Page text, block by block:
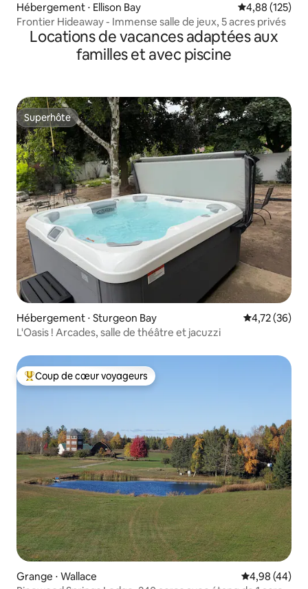
Hébergement ⋅ Ellison Bay Évaluation
4,88 (125)
Frontier Hideaway - Immense salle de jeux, 5 acres privés
Locations de vacances adaptées aux
familles et avec piscine
Superhôte
Superhôte
Hébergement ⋅ Sturgeon Bay Évaluation
4,72 (36)
L'Oasis ! Arcades, salle de théâtre et jacuzzi
Coups de cœur voyageurs les plus appréciés
Coup de cœur voyageurs
Grange ⋅ Wallace Évaluation
4,98 (44)